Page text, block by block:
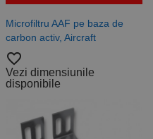
Microfiltru AAF pe baza de
carbon activ, Aircraft
favorite_border
Vezi dimensiunile
disponibile